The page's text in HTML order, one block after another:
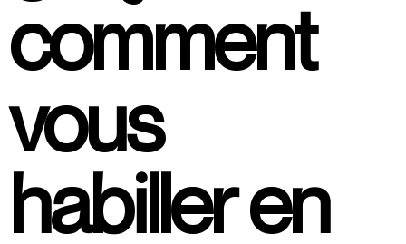
comment
vous
habiller en